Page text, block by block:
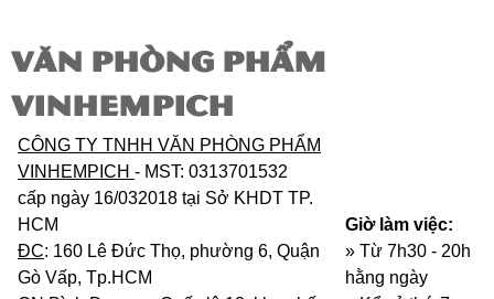
VĂN PHÒNG PHẨM
VINHEMPICH
CÔNG TY TNHH VĂN PHÒNG PHẨM
VINHEMPICH - MST: 0313701532
cấp ngày 16/032018 tại Sở KHDT TP.
HCM
ĐC: 160 Lê Đức Thọ, phường 6, Quận
Gò Vấp, Tp.HCM
Giờ làm việc:
» Từ 7h30 - 20h
hằng ngày